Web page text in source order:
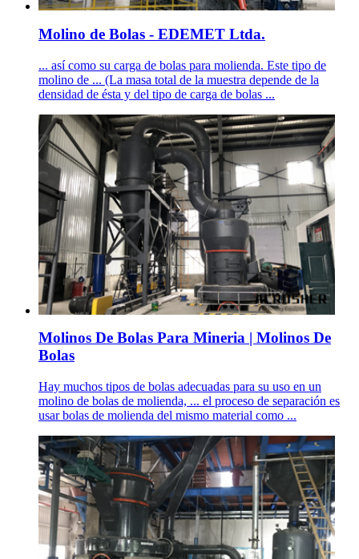
Molino de Bolas - EDEMET Ltda.
... así como su carga de bolas para molienda. Este tipo de
molino de ... (La masa total de la muestra depende de la
densidad de ésta y del tipo de carga de bolas ...
Molinos De Bolas Para Mineria | Molinos De
Bolas
Hay muchos tipos de bolas adecuadas para su uso en un
molino de bolas de molienda, ... el proceso de separación es
usar bolas de molienda del mismo material como ...